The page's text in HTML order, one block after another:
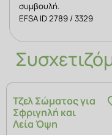
συμβουλή.
EFSA ID 2789 / 3329
Τζελ Σώματος για
Σφριγηλή και
Λεία Όψη